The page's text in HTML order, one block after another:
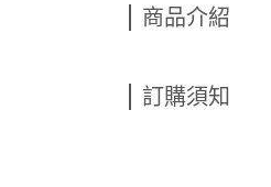
商品介紹
訂購須知